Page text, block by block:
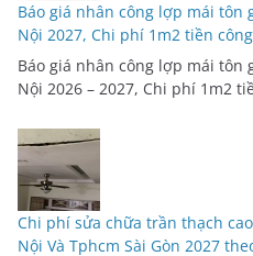
Báo giá nhân công lợp mái tôn
Nội 2027, Chi phí 1m2 tiền
Báo giá nhân công lợp mái tôn
Nội 2026 – 2027, Chi phí 1m2
Chi phí sửa chữa trần thạch
Nội Và Tphcm Sài Gòn 2027